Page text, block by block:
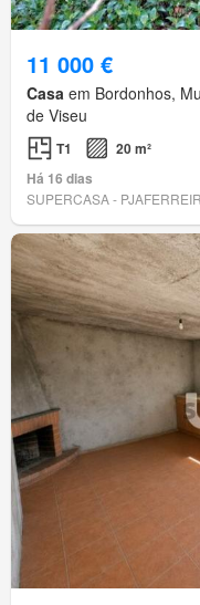
11 000 €
Casa em Bordonhos,
de Viseu
T1
20 m²
Há 16 dias
SUPERCASA -